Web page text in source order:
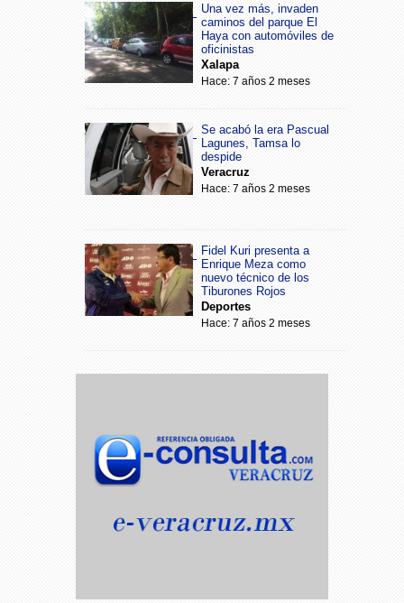
Una vez más, invaden
caminos del parque El
Haya con automóviles de
oficinistas
Xalapa
Hace: 7 años 2 meses
Se acabó la era Pascual
Lagunes, Tamsa lo
despide
Veracruz
Hace: 7 años 2 meses
Fidel Kuri presenta a
Enrique Meza como
nuevo técnico de los
Tiburones Rojos
Deportes
Hace: 7 años 2 meses